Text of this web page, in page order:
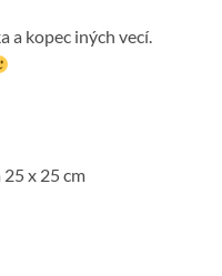
a kopec iných vecí.
x 25 cm